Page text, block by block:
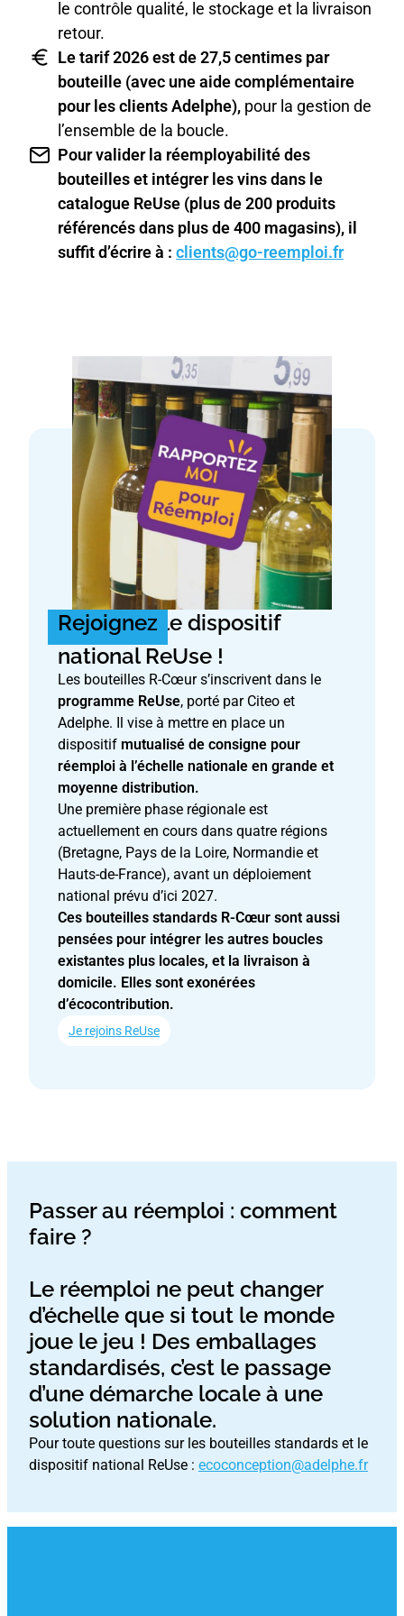
le contrôle qualité, le stockage et la livraison
retour.
Le tarif 2026 est de 27,5 centimes par
bouteille (avec une aide complémentaire
pour les clients Adelphe), pour la gestion de
l’ensemble de la boucle.
Pour valider la réemployabilité des
bouteilles et intégrer les vins dans le
catalogue ReUse (plus de 200 produits
référencés dans plus de 400 magasins), il
suffit d’écrire à : clients@go-reemploi.fr
Rejoignez le dispositif
national ReUse !
Les bouteilles R-Cœur s’inscrivent dans le
programme ReUse, porté par Citeo et
Adelphe. Il vise à mettre en place un
dispositif mutualisé de consigne pour
réemploi à l’échelle nationale en grande et
moyenne distribution.
Une première phase régionale est
actuellement en cours dans quatre régions
(Bretagne, Pays de la Loire, Normandie et
Hauts-de-France), avant un déploiement
national prévu d’ici 2027.
Ces bouteilles standards R-Cœur sont aussi
pensées pour intégrer les autres boucles
existantes plus locales, et la livraison à
domicile. Elles sont exonérées
d’écocontribution.
Je rejoins ReUse
Passer au réemploi : comment
faire ?
Le réemploi ne peut changer
d’échelle que si tout le monde
joue le jeu ! Des emballages
standardisés, c’est le passage
d’une démarche locale à une
solution nationale.
Pour toute questions sur les bouteilles standards et le
dispositif national ReUse : ecoconception@adelphe.fr